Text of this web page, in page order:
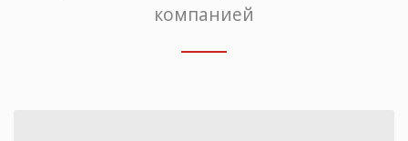
компанией